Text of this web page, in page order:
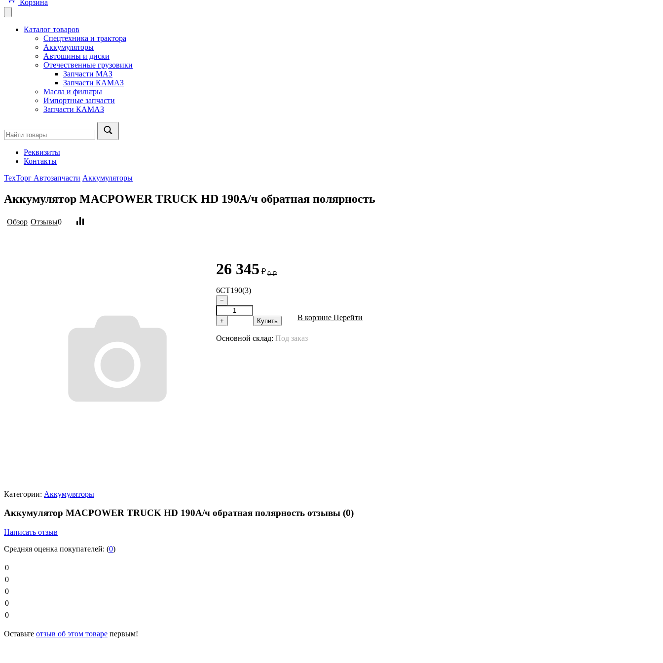
Корзина
Каталог товаров
Спецтехника и трактора
Аккумуляторы
Автошины и диски
Отечественные грузовики
Запчасти МАЗ
Запчасти КАМАЗ
Масла и фильтры
Импортные запчасти
Запчасти КАМАЗ
Реквизиты
Контакты
ТехТорг Автозапчасти Аккумуляторы
Аккумулятор MACPOWER TRUCK HD 190А/ч обратная полярность
Обзор Отзывы0
26 345 ₽ 0 ₽
6СТ190(3)
−
+ Купить В корзине Перейти
Основной склад: Под заказ
Категории: Аккумуляторы
Аккумулятор MACPOWER TRUCK HD 190А/ч обратная полярность отзывы (0)
Написать отзыв
Средняя оценка покупателей: (0)
0
0
0
0
0
Оставьте отзыв об этом товаре первым!